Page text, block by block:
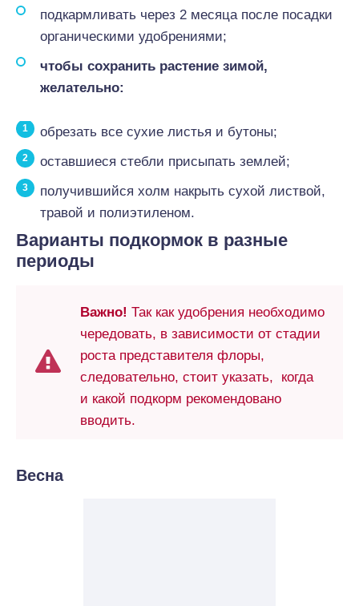
подкармливать через 2 месяца после посадки
органическими удобрениями;
чтобы сохранить растение зимой,
желательно:
обрезать все сухие листья и бутоны;
оставшиеся стебли присыпать землей;
получившийся холм накрыть сухой листвой,
травой и полиэтиленом.
Варианты подкормок в разные
периоды
Важно! Так как удобрения необходимо
чередовать, в зависимости от стадии
роста представителя флоры,
следовательно, стоит указать, когда
и какой подкорм рекомендовано
вводить.
Весна